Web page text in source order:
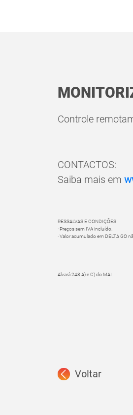
Controle
CONTACTOS:
Saiba mais em
RESSALVAS E CONDIÇÕES
· Preços sem IVA incluído.
· Valor acumulado em DELTA GO
Alvará 248 A) e C) do MAI
Voltar